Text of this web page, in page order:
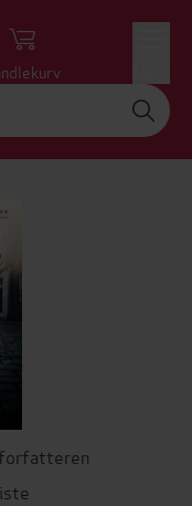
forfatteren